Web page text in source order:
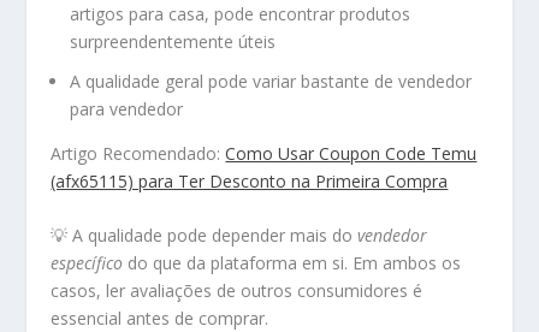
artigos para casa, pode encontrar produtos
surpreendentemente úteis
A qualidade geral pode variar bastante de vendedor
para vendedor
Artigo Recomendado:Como Usar Coupon Code Temu
(afx65115) para Ter Desconto na Primeira Compra
💡 A qualidade pode depender mais dovendedor
específico do que da plataforma em si. Em ambos os
casos, ler avaliações de outros consumidores é
essencial antes de comprar.